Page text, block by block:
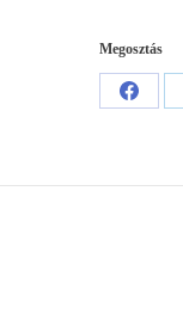
Megosztás
Share